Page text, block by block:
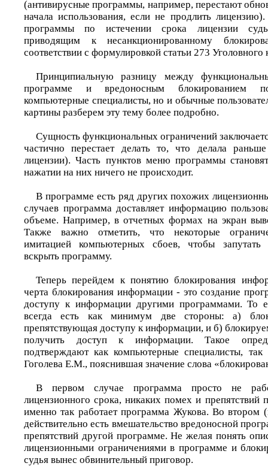
(антивирусные программы, например, перестают
начала использования, если не продлить
программы по истечении срока лицензии
приводящим к несанкционированному
соответствии с формулировкой статьи 273 Уголовного
Принципиальную разницу между
программе и вредоносным блокированием
компьютерные специалисты, но и обычные
картины разберем эту тему более подробно.
Сущность функциональных ограничений
частично перестает делать то, что делала
лицензии). Часть пунктов меню программы
нажатии на них ничего не происходит.
В программе есть ряд других похожих
случаев программа доставляет информацию
объеме. Например, в отчетных формах на экран
Также важно отметить, что некоторые
имитацией компьютерных сбоев, чтобы
вскрыть программу.
Теперь перейдем к понятию блокирования
черта блокирования информации - это создание
доступу к информации другими программами. То
всегда есть как минимум две стороны: а)
препятствующая доступу к информации, и б)
получить доступ к информации. Такое
подтверждают как компьютерные специалисты, так
Гоголева Е.М., пояснившая значение слова
В первом случае программа просто не
лицензионного срока, никаких помех и препятствий
именно так работает программа Жукова. Во втором
действительно есть вмешательство вредоносной
препятствий другой программе. Не желая понять
лицензионными ограничениями в программе и
судья вынес обвинительный приговор.